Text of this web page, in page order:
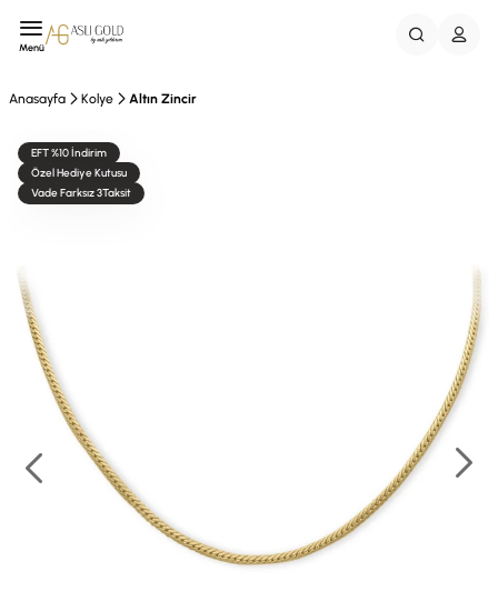
Menü
Anasayfa Kolye Altın Zincir
EFT %10 İndirim
Özel Hediye Kutusu
Vade Farksız 3Taksit